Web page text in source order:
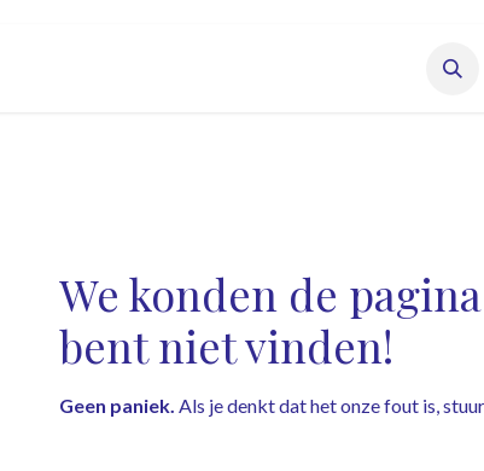
Onze leden
Fout 404
We konden de
bent niet vinden!
Geen paniek. Als je denkt dat het onze fout is,